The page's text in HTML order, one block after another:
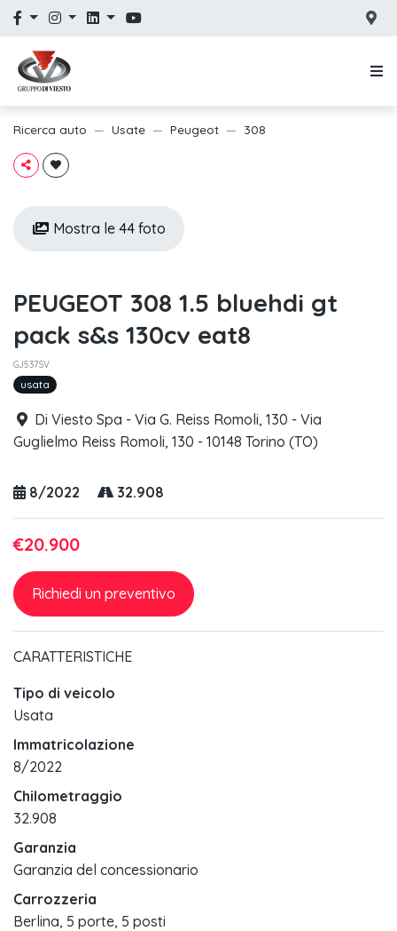
Ricerca auto Usate Peugeot 308
Mostra le 44 foto
PEUGEOT 308 1.5 bluehdi gt
pack s&s 130cv eat8
GJ537SV
usata
Di Viesto Spa - Via G. Reiss Romoli, 130 - Via
Guglielmo Reiss Romoli, 130 - 10148 Torino (TO)
8/2022 32.908
€20.900
Richiedi un preventivo
CARATTERISTICHE
Tipo di veicolo
Usata
Immatricolazione
8/2022
Chilometraggio
32.908
Garanzia
Garanzia del concessionario
Carrozzeria
Berlina, 5 porte, 5 posti